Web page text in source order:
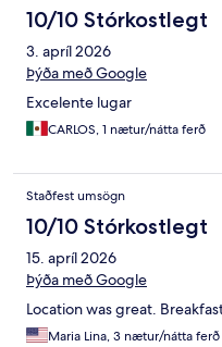
10/10 Stórkostlegt
3. apríl 2026
Þýða með Google
Excelente lugar
CARLOS, 1 nætur/nátta ferð
Staðfest umsögn
10/10 Stórkostlegt
15. apríl 2026
Þýða með Google
Location was great.
Maria Lina, 3 nætur/nátta ferð